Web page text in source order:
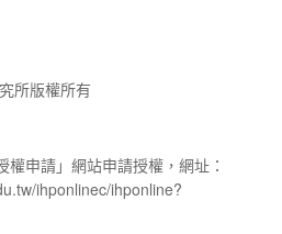
所版權所有
申請」網站申請授權，網址：
ihponlinec/ihponline?